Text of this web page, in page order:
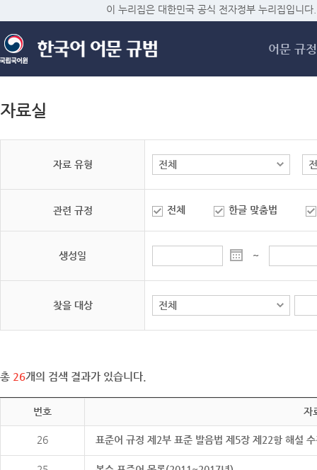
메
이 누리집은 대한민국 공식 전자정부 누리집입니다.
어문 규정
자료실
자료 유형
관련 규정 전체 한글 맞춤법
생성일 ~
찾을 대상
총 26개의 검색 결과가 있습니다.
번호 자
26 표준어 규정 제2부 표준 발음법 제5장 제22항 해설